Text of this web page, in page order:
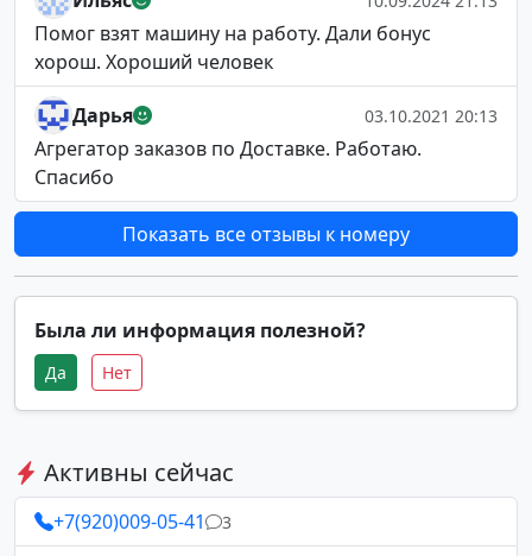
Помог взят машину на работу. Дали бонус
хорош. Хороший человек
Дарья 03.10.2021 20:13
Агрегатор заказов по Доставке. Работаю.
Спасибо
Показать все отзывы к номеру
Была ли информация полезной?
Да Нет
Активны сейчас
+7(920)009-05-41 3